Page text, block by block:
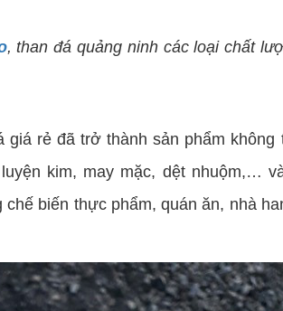
, than đá quảng ninh các loại chất
rẻ đã trở thành sản phẩm không
kim, may mặc, dệt nhuộm,…
biến thực phẩm, quán ăn, nhà